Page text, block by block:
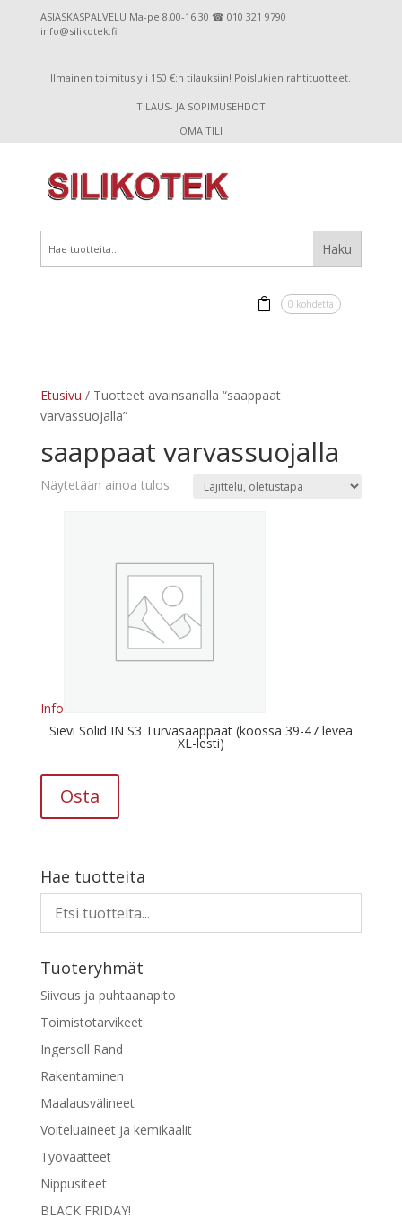
ASIASKASPALVELU Ma-pe 8.00-16.30 ☎ 010 321 9790
info@silikotek.fi
Ilmainen toimitus yli 150 €:n tilauksiin! Poislukien rahtituotteet.
TILAUS- JA SOPIMUSEHDOT
OMA TILI
0 kohdetta
Etusivu / Tuotteet avainsanalla “saappaat
varvassuojalla”
saappaat varvassuojalla
Näytetään ainoa tulos
Info
Sievi Solid IN S3 Turvasaappaat (koossa 39-47 leveä
XL-lesti)
Osta
Hae tuotteita
Tuoteryhmät
Siivous ja puhtaanapito
Toimistotarvikeet
Ingersoll Rand
Rakentaminen
Maalausvälineet
Voiteluaineet ja kemikaalit
Työvaatteet
Nippusiteet
BLACK FRIDAY!